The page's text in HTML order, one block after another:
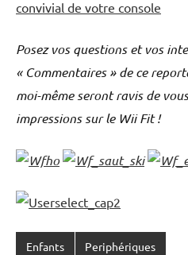
convivial de votre console
Posez vos questions et vos
« Commentaires » de ce
moi-même seront ravis de
impressions sur le Wii Fit !
Enfants Periphériques